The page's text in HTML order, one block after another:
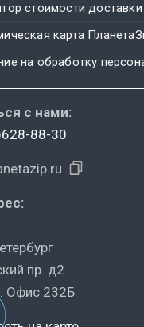
стоимости доставки
карта
на обработку
с нами:
88-30
пр. д2
Офис 232Б